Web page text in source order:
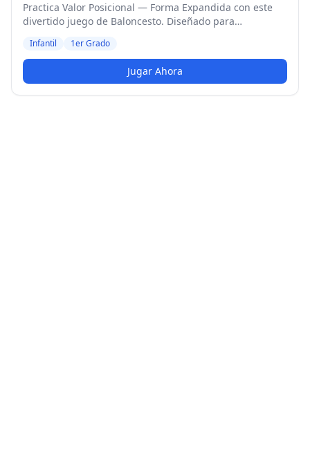
Practica Valor Posicional — Forma Expandida con este
divertido juego de Baloncesto. Diseñado para
Infantil 1er Grado
Jugar Ahora